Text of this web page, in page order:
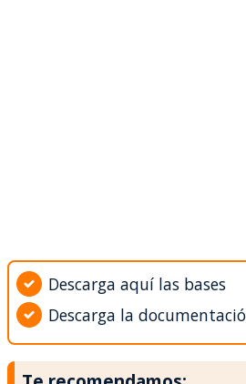
Descarga aquí las bases
Descarga la